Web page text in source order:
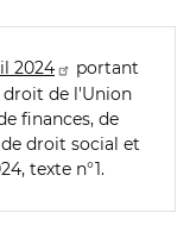
2024
portant
droit de l'Union
finances, de
droit social et
texte n°1.